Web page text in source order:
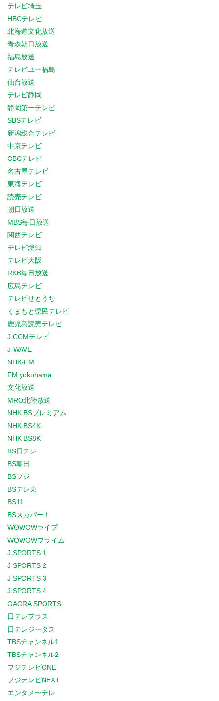
テレビ埼玉
HBCテレビ
北海道文化放送
青森朝日放送
福島放送
テレビユー福島
仙台放送
テレビ静岡
静岡第一テレビ
SBSテレビ
新潟総合テレビ
中京テレビ
CBCテレビ
名古屋テレビ
東海テレビ
読売テレビ
朝日放送
MBS毎日放送
関西テレビ
テレビ愛知
テレビ大阪
RKB毎日放送
広島テレビ
テレビせとうち
くまもと県民テレビ
鹿児島読売テレビ
J:COMテレビ
J-WAVE
NHK-FM
FM yokohama
文化放送
MRO北陸放送
NHK BSプレミアム
NHK BS4K
NHK BS8K
BS日テレ
BS朝日
BSフジ
BSテレ東
BS11
BSスカパー！
WOWOWライブ
WOWOWプライム
J SPORTS 1
J SPORTS 2
J SPORTS 3
J SPORTS 4
GAORA SPORTS
日テレプラス
日テレジータス
TBSチャンネル1
TBSチャンネル2
フジテレビONE
フジテレビNEXT
エンタメ〜テレ